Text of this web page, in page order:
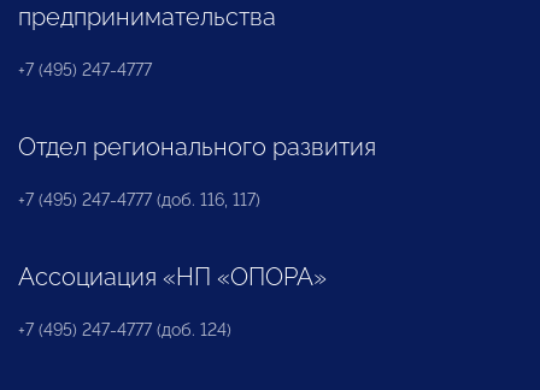
предпринимательства
+7 (495) 247-4777
Отдел регионального развития
+7 (495) 247-4777 (доб. 116, 117)
Ассоциация «НП «ОПОРА»
+7 (495) 247-4777 (доб. 124)